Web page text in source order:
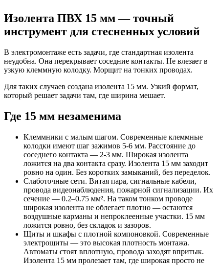
Изолента ПВХ 15 мм — точный
инструмент для стесненных условий
В электромонтаже есть задачи, где стандартная изолента
неудобна. Она перекрывает соседние контакты. Не влезает в
узкую клеммную колодку. Морщит на тонких проводах.
Для таких случаев создана изолента 15 мм. Узкий формат,
который решает задачи там, где ширина мешает.
Где 15 мм незаменима
Клеммники с малым шагом. Современные клеммные
колодки имеют шаг зажимов 5-6 мм. Расстояние до
соседнего контакта — 2-3 мм. Широкая изолента
ложится на два контакта сразу. Изолента 15 мм заходит
ровно на один. Без коротких замыканий, без переделок.
Слаботочные сети. Витая пара, сигнальные кабели,
провода видеонаблюдения, пожарной сигнализации. Их
сечение — 0.2–0.75 мм². На таком тонком проводе
широкая изолента не облегает плотно — остаются
воздушные карманы и непроклеенные участки. 15 мм
ложится ровно, без складок и зазоров.
Щиты и шкафы с плотной компоновкой. Современные
электрощиты — это высокая плотность монтажа.
Автоматы стоят вплотную, провода заходят впритык.
Изолента 15 мм пролезает там, где широкая просто не